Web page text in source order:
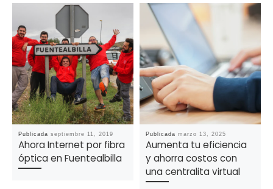
Publicadaseptiembre 11, 2019
Ahora Internet por fibra
óptica en Fuentealbilla
Publicadamarzo 13, 2025
Aumenta tu eficiencia
y ahorra costos con
una centralita virtual